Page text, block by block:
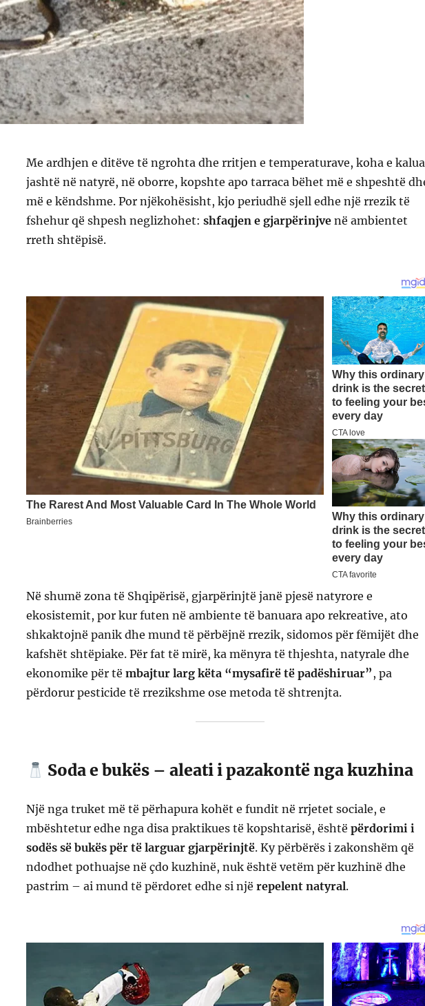
Me ardhjen e ditëve të ngrohta dhe rritjen e temperaturave, koha e
jashtë në natyrë, në oborre, kopshte apo tarraca bëhet më e shpeshtë
më e këndshme. Por njëkohësisht, kjo periudhë sjell edhe një rrezik të
fshehur që shpesh neglizhohet: shfaqjen e gjarpërinjvenë ambientet
rreth shtëpisë.
Në shumë zona të Shqipërisë, gjarpërinjtë janë pjesë natyrore e
ekosistemit, por kur futen në ambiente të banuara apo rekreative, ato
shkaktojnë panik dhe mund të përbëjnë rrezik, sidomos për fëmijët dhe
kafshët shtëpiake. Për fat të mirë, ka mënyra të thjeshta, natyrale dhe
ekonomike për të mbajtur larg këta “mysafirë të padëshiruar”, pa
përdorur pesticide të rrezikshme ose metoda të shtrenjta.
Soda e bukës – aleati i pazakontë nga kuzhina
Një nga truket më të përhapura kohët e fundit në rrjetet sociale, e
mbështetur edhe nga disa praktikues të kopshtarisë, është përdorimi i
sodës së bukës për të larguar gjarpërinjtë. Ky përbërës i zakonshëm që
ndodhet pothuajse në çdo kuzhinë, nuk është vetëm për kuzhinë dhe
pastrim – ai mund të përdoret edhe si një repelent natyral.